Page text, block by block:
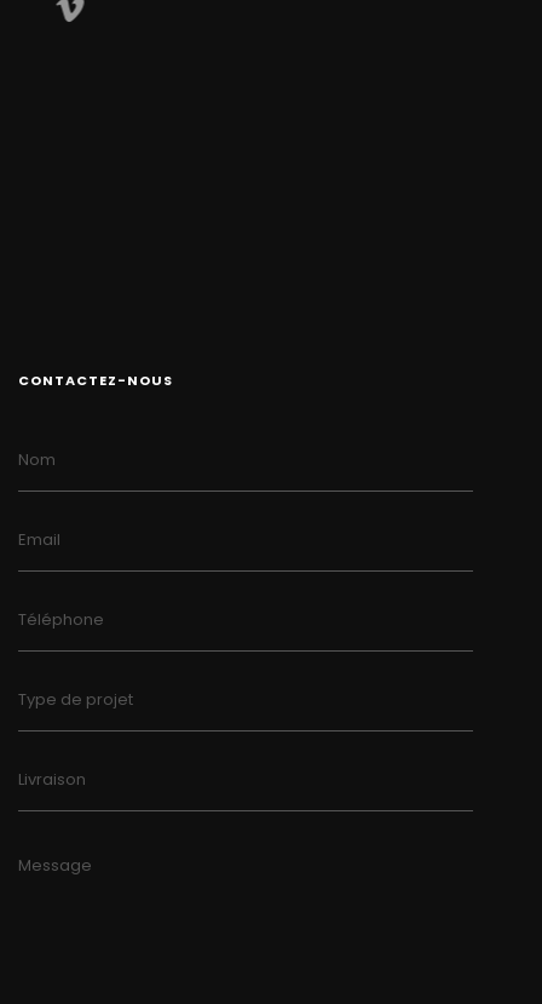
CONTACTEZ-NOUS
Nom
Email
Téléphone
Type de projet
Livraison
Message